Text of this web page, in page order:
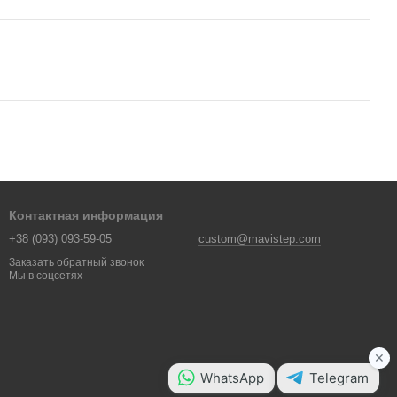
Контактная информация
+38 (093) 093-59-05
Заказать обратный звонок
custom@mavistep.com
Мы в соцсетях